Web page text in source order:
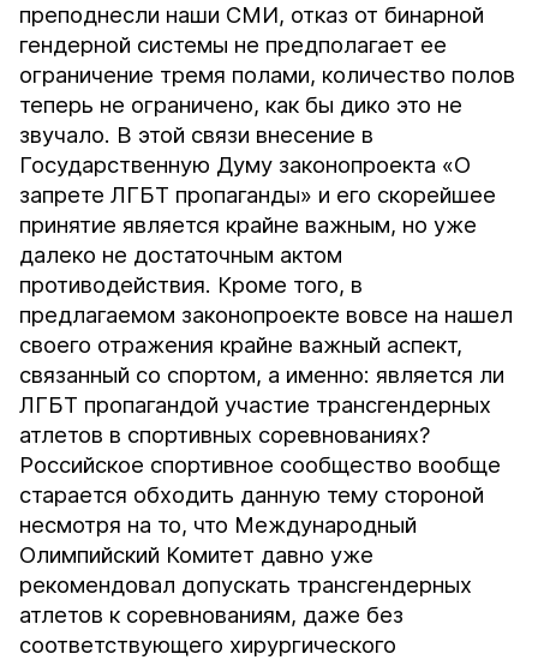
преподнесли наши СМИ, отказ от бинарной
гендерной системы не предполагает ее
ограничение тремя полами, количество полов
теперь не ограничено, как бы дико это не
звучало. В этой связи внесение в
Государственную Думу законопроекта «О
запрете ЛГБТ пропаганды» и его скорейшее
принятие является крайне важным, но уже
далеко не достаточным актом
противодействия. Кроме того, в
предлагаемом законопроекте вовсе на нашел
своего отражения крайне важный аспект,
связанный со спортом, а именно: является ли
ЛГБТ пропагандой участие трансгендерных
атлетов в спортивных соревнованиях?
Российское спортивное сообщество вообще
старается обходить данную тему стороной
несмотря на то, что Международный
Олимпийский Комитет давно уже
рекомендовал допускать трансгендерных
атлетов к соревнованиям, даже без
соответствующего хирургического